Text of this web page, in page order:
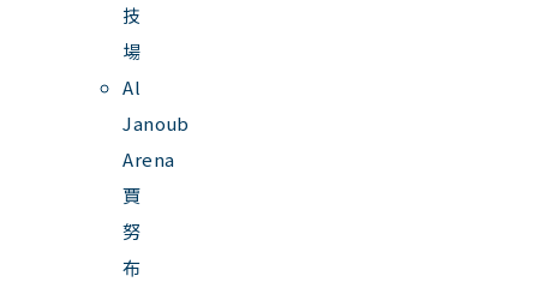
技
場
Al
Janoub
Arena
賈
努
布